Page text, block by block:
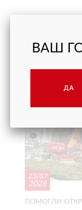
23/07
2026
ПОМОГЛИ
ВАШ
ДА